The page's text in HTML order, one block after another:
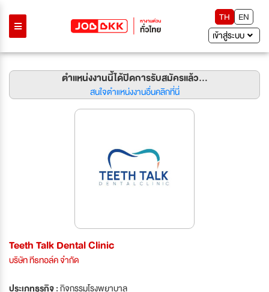
TH
EN
เข้าสู่ระบบ
ตำแหน่งงานนี้ได้ปิดการรับสมัครแล้ว...
สนใจตำแหน่งงานอื่นคลิกที่นี่
Teeth Talk Dental Clinic
บริษัท ทีธทอล์ค จำกัด
ประเภทธุรกิจ :กิจกรรมโรงพยาบาล